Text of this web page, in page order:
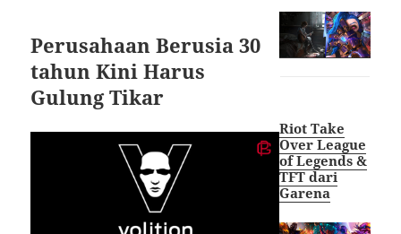
Perusahaan Berusia 30
tahun Kini Harus
Gulung Tikar
Riot Take
Over League
of Legends &
TFT dari
Garena